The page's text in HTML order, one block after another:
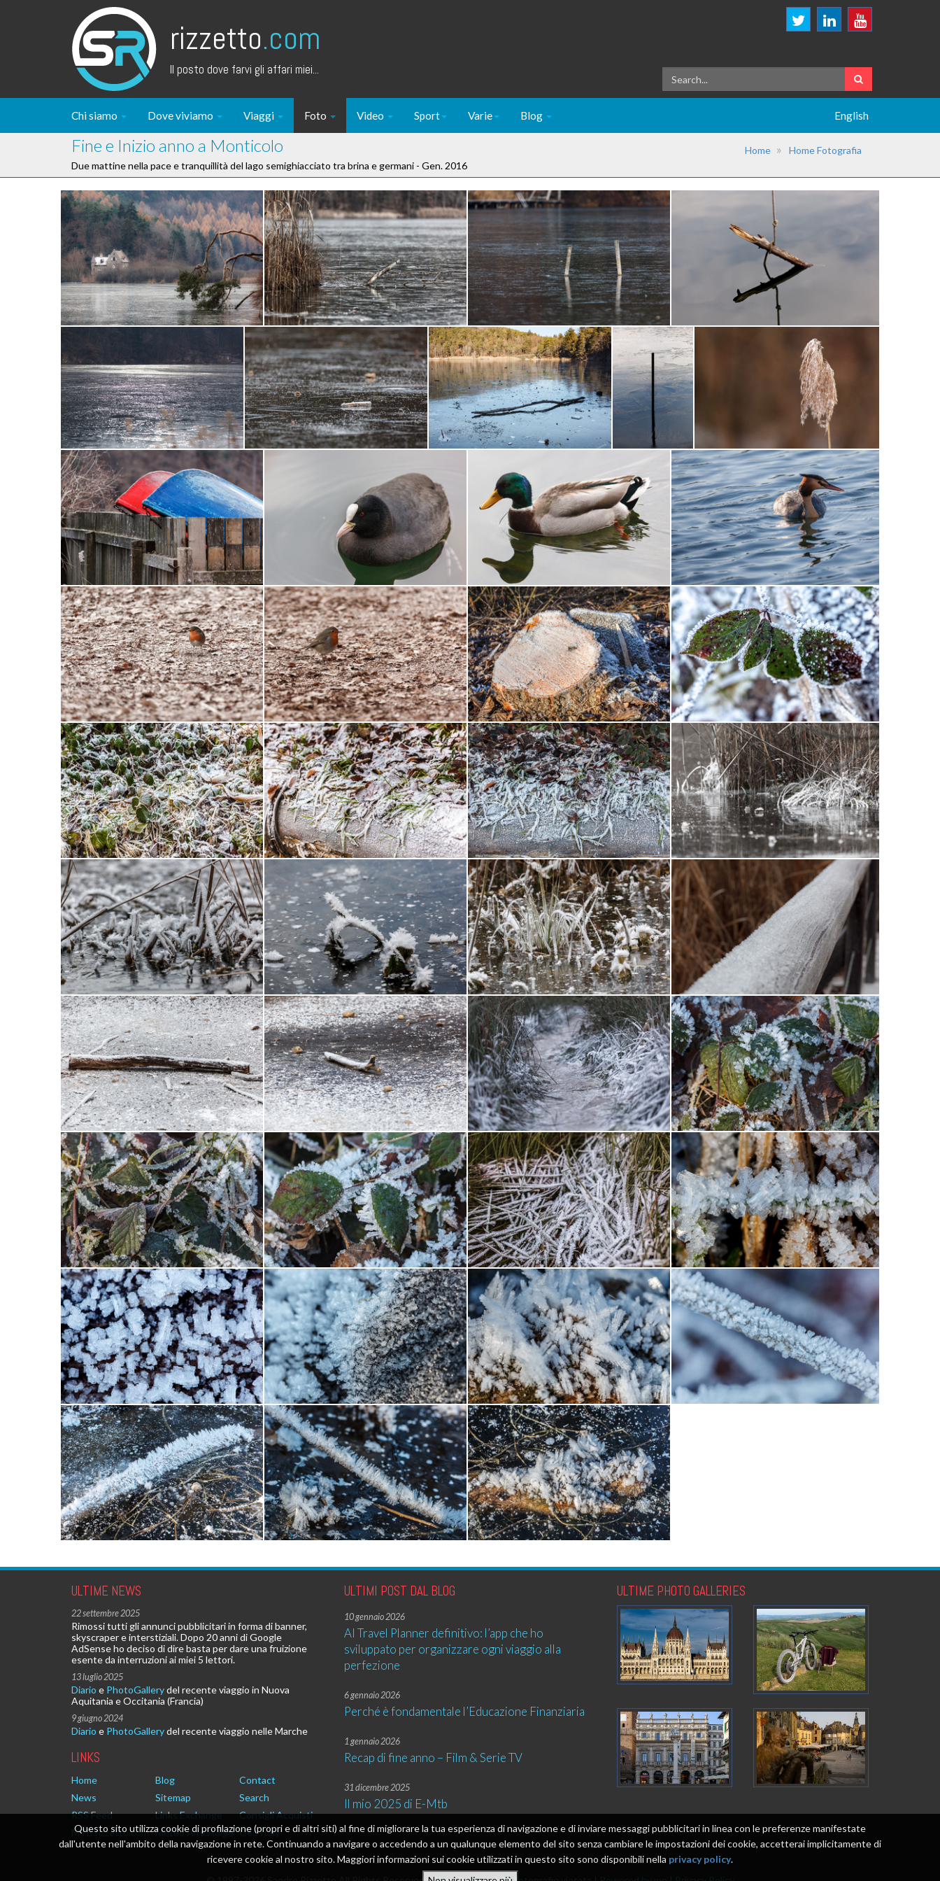
rizzetto.com
Il posto dove farvi gli affari miei...
Chi siamo Dove viviamo Viaggi Foto Video Sport Varie Blog English
Fine e Inizio anno a Monticolo
Due mattine nella pace e tranquillità del lago semighiacciato tra brina e germani - Gen. 2016
Home Home Fotografia
ULTIME NEWS
22 settembre 2025
Rimossi tutti gli annunci pubblicitari in forma di banner,
skyscraper e interstiziali. Dopo 20 anni di Google
AdSense ho deciso di dire basta per dare una fruizione
esente da interruzioni ai miei 5 lettori.
13 luglio 2025
Diario e PhotoGallerydel recente viaggio in Nuova
Aquitania e Occitania (Francia)
9 giugno 2024
Diario e PhotoGallerydel recente viaggio nelle Marche
LINKS
Home Blog
Contact
News
Sitemap
Search
RSS Feed
Links Exchange
Consigli Acquisti
MTB.rizzetto.com Meteo Alto Adige Geo Italy
ULTIMI POST DAL BLOG
10 gennaio 2026
AI Travel Planner definitivo: l’app che ho
sviluppato per organizzare ogni viaggio alla
perfezione
6 gennaio 2026
Perché è fondamentale l’Educazione Finanziaria
1 gennaio 2026
Recap di fine anno – Film & Serie TV
31 dicembre 2025
Il mio 2025 di E-Mtb
ULTIME PHOTO GALLERIES
Questo sito utilizza cookie di profilazione (propri e di altri siti) al fine di migliorare la tua esperienza di navigazione e di inviare messaggi pubblicitari in linea con le preferenze manifestate
dall'utente nell'ambito della navigazione in rete. Continuando a navigare o accedendo a un qualunque elemento del sito senza cambiare le impostazioni dei cookie, accetterai implicitamente di
ricevere cookie al nostro sito. Maggiori informazioni sui cookie utilizzati in questo sito sono disponibili nella privacy policy.